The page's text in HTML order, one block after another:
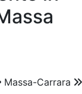
Massa-Carrara